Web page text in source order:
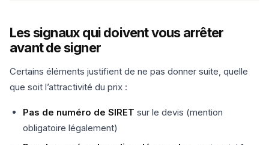
Les signaux qui doivent vous arrêter
avant de signer
Certains éléments justifient de ne pas donner suite, quelle
que soit l’attractivité du prix :
Pas de numéro de SIRET sur le devis (mention
obligatoire légalement)